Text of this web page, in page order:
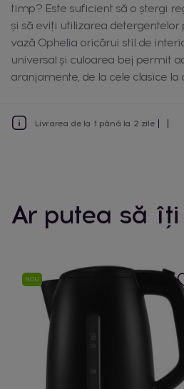
timp? Este suficient să o ștergi
și să eviți utilizarea detergentelor
vază Ophelia oricărui stil de
universal și culoarea bej permit
aranjamente, de la cele clasice la
Livrarea de la 1 până la 2 zile
Ar putea să
NOU